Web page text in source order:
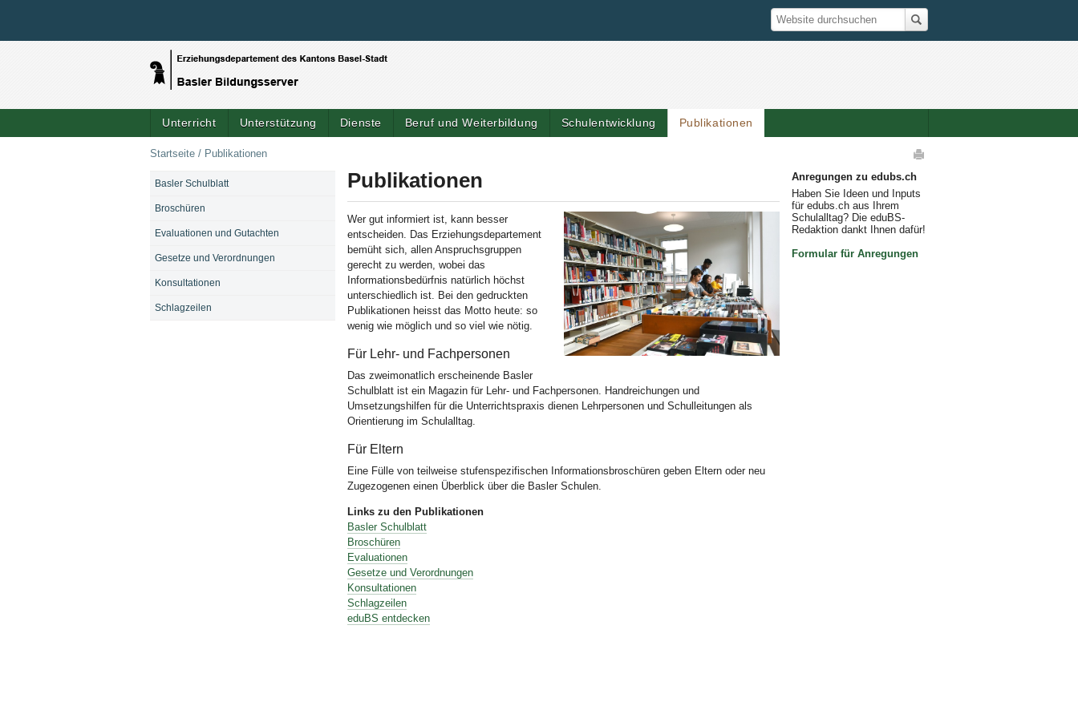
Suche
Website durchsuchen
Unterricht Unterstützung Dienste Beruf und Weiterbildung Schulentwicklung Publikationen
Startseite / Publikationen
Publikationen
Wer gut informiert ist, kann besser
entscheiden. Das Erziehungsdepartement
bemüht sich, allen Anspruchsgruppen
gerecht zu werden, wobei das
Informationsbedürfnis natürlich höchst
unterschiedlich ist. Bei den gedruckten
Publikationen heisst das Motto heute: so
wenig wie möglich und so viel wie nötig.
Für Lehr- und Fachpersonen
Das zweimonatlich erscheinende Basler
Schulblattist ein Magazin für Lehr- und Fachpersonen. Handreichungen und
Umsetzungshilfen für die Unterrichtspraxis dienen Lehrpersonen und Schulleitungen als
Orientierung im Schulalltag.
Für Eltern
Eine Fülle von teilweise stufenspezifischen Informationsbroschüren geben Eltern oder neu
Zugezogenen einen Überblick über die Basler Schulen.
Links zu den Publikationen
Basler Schulblatt
Broschüren
Evaluationen
Gesetze und Verordnungen
Konsultationen
Schlagzeilen
eduBS entdecken
NAVIGATION
Basler Schulblatt
Broschüren
Evaluationen und Gutachten
Gesetze und Verordnungen
Konsultationen
Schlagzeilen
Anregungen zu edubs.ch
Haben Sie Ideen und Inputs
für edubs.ch aus Ihrem
Schulalltag? Die eduBS-
Redaktion dankt Ihnen dafür!
Formular für Anregungen